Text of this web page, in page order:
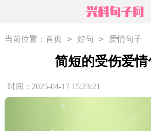
当前位置： 首页 > 好句 > 爱情句子
简短的受伤爱
时间：2025-04-17 15:23:21